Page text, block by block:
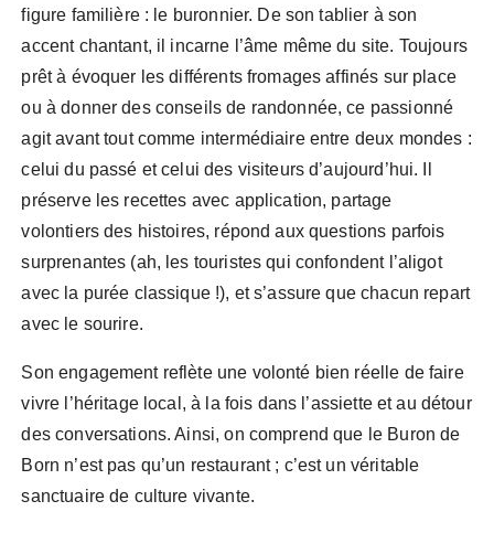
figure familière : le buronnier. De son tablier à son
accent chantant, il incarne l’âme même du site. Toujours
prêt à évoquer les différents fromages affinés sur place
ou à donner des conseils de randonnée, ce passionné
agit avant tout comme intermédiaire entre deux mondes :
celui du passé et celui des visiteurs d’aujourd’hui. Il
préserve les recettes avec application, partage
volontiers des histoires, répond aux questions parfois
surprenantes (ah, les touristes qui confondent l’aligot
avec la purée classique !), et s’assure que chacun repart
avec le sourire.
Son engagement reflète une volonté bien réelle de faire
vivre l’héritage local, à la fois dans l’assiette et au détour
des conversations. Ainsi, on comprend que le Buron de
Born n’est pas qu’un restaurant ; c’est un véritable
sanctuaire de culture vivante.